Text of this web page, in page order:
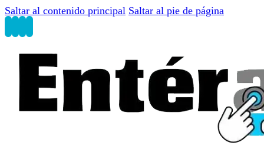
Saltar al contenido principal Saltar al pie de página